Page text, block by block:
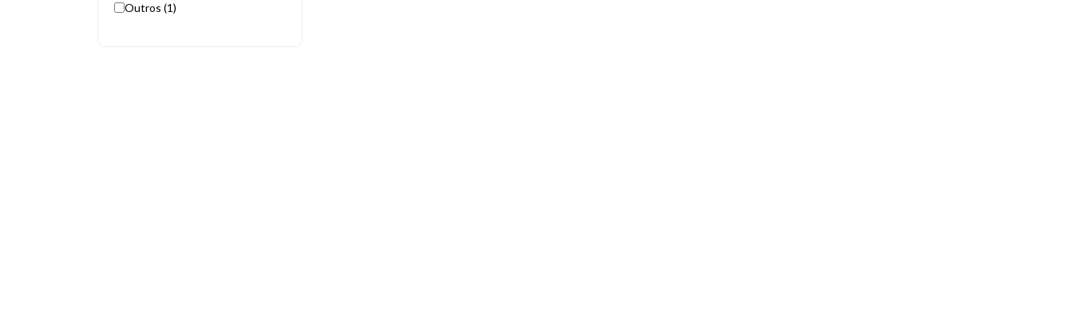
Outros (1)